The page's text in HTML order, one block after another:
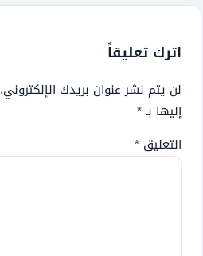
اترك تعليقاً
لن يتم نشر عنوان بريدك الإلكتروني.
إليها بـ*
التعليق *